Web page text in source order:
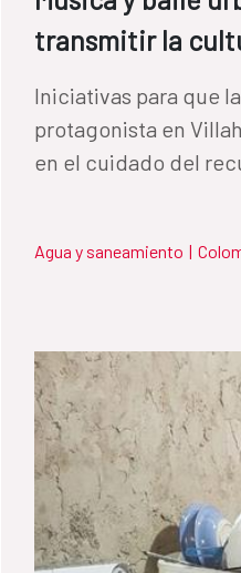
donde ha trabajado
gobernanza del
fortalecimiento de
municipales,
comunitarias.
subterráneas, así
urbanas,
transmitir la
Iniciativas para que
protagonista en
en el cuidado del
Agua y saneamiento |